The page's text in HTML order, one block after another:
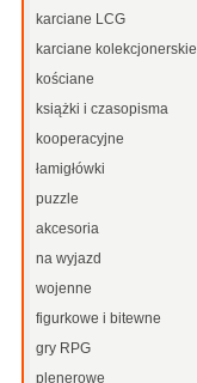
karciane LCG
karciane kolekcjonerskie
kościane
książki i czasopisma
kooperacyjne
łamigłówki
puzzle
akcesoria
na wyjazd
wojenne
figurkowe i bitewne
gry RPG
plenerowe